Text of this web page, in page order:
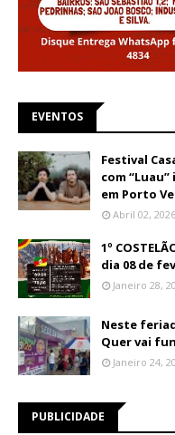
EVENTOS
Festival
com
em Porto
Abril 02, 2026
1º
dia 08 de
Janeiro 28,
Neste
Quer vai
Janeiro 24,
PUBLICIDADE